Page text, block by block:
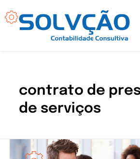
para
contrato de
de serviços
Os
direitos